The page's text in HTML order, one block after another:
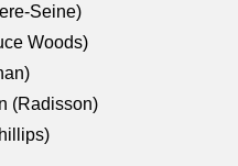
Seine)
Woods)
(Radisson)